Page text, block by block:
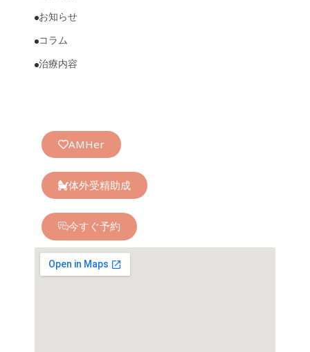
お知らせ
コラム
治療内容
AMHer
体外受精助成
今すぐ予約